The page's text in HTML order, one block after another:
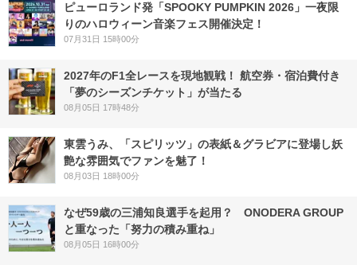
ピューロランド発「SPOOKY PUMPKIN 2026」一夜限
りのハロウィーン音楽フェス開催決定！
07月31日 15時00分
2027年のF1全レースを現地観戦！ 航空券・宿泊費付き
「夢のシーズンチケット」が当たる
08月05日 17時48分
東雲うみ、「スピリッツ」の表紙＆グラビアに登場し妖
艶な雰囲気でファンを魅了！
08月03日 18時00分
なぜ59歳の三浦知良選手を起用？ ONODERA GROUP
と重なった「努力の積み重ね」
08月05日 16時00分